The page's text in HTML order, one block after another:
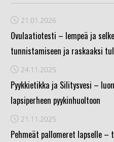
21.01.2026
Ovulaatiotesti – lempeä ja
tunnistamiseen ja raskaaksi
24.11.2025
Pyykkietikka ja Silitysvesi –
lapsiperheen pyykinhuoltoon
21.11.2025
Pehmeät pallomeret lapselle